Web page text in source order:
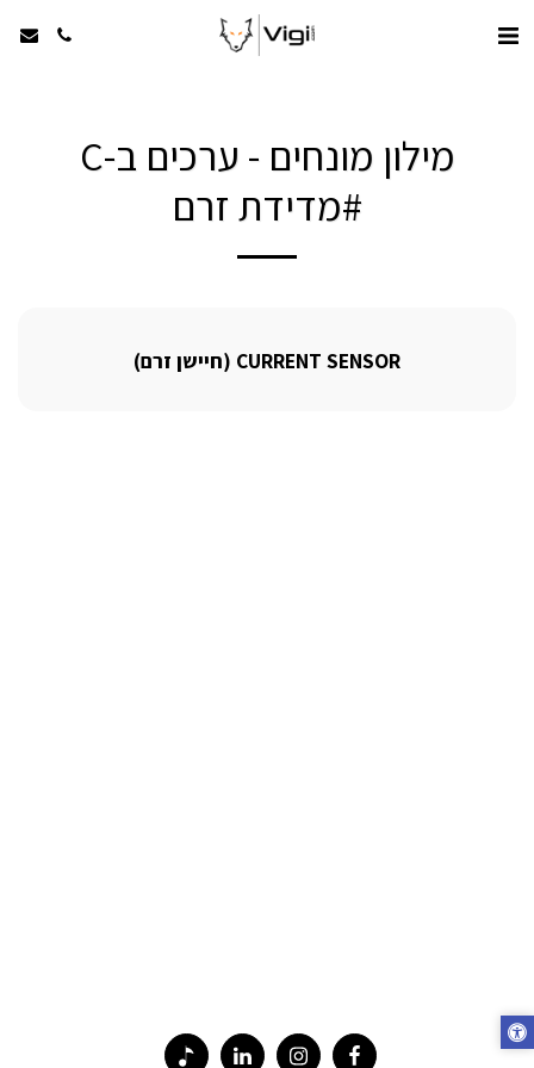
מילון מונחים - ערכים ב-C
#מדידת זרם
CURRENT SENSOR (חיישן זרם)